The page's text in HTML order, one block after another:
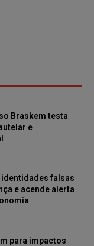
Braskem testa
e
identidades falsas
e acende alerta
para impactos